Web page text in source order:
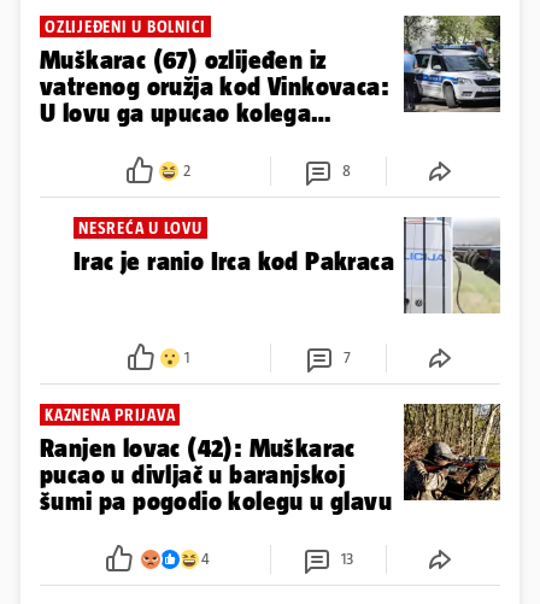
OZLIJEĐENI U BOLNICI
Muškarac (67) ozlijeđen iz
vatrenog oružja kod Vinkovaca:
U lovu ga upucao kolega
2 8
NESREĆA U LOVU
Irac je ranio Irca kod Pakraca
1 7
KAZNENA PRIJAVA
Ranjen lovac (42): Muškarac
pucao u divljač u baranjskoj
šumi pa pogodio kolegu u glavu
4 13